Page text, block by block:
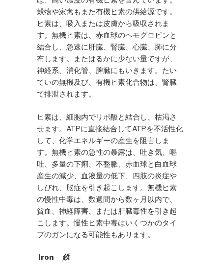
穀物や家禽もまた有機ヒ素の供給源です。
ヒ素は、吸入または皮膚から吸収されま
す。無機ヒ素は、赤血球のヘモグロビンと
結合し、急速に肝臓、腎臓、心臓、肺に分
布します。またはるかに少ない量ですが、
神経系、消化管、脾臓にもいきます。たい
ていの無機及び、有機ヒ素化合物は、腎臓
で排泄されます。
ヒ素は、細胞内でリポ酸と結合し、枯渇さ
せます。ATPに直接結合してATPを不活性化
して、化学エネルギーの産生を阻害しま
す。無機ヒ素の急性の暴露は、吐き気、嘔
吐、多量の下痢、不整脈、赤血球と白血球
産生の減少、血液量の低下、四肢の炎症や
しびれ、脳症を引き起こします。無機ヒ素
の慢性中毒は、数週間から数ヶ月以内で、
貧血、神経障害、または肝臓毒性を引き起
こします。慢性ヒ素中毒はいくつかのタイ
プのガンになる可能性もあります。
Iron 鉄